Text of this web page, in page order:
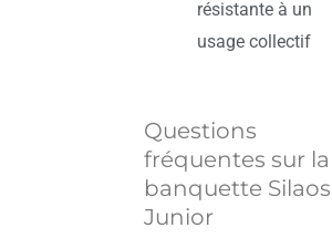
résistante à un
usage collectif
Questions
fréquentes sur la
banquette Silaos
Junior